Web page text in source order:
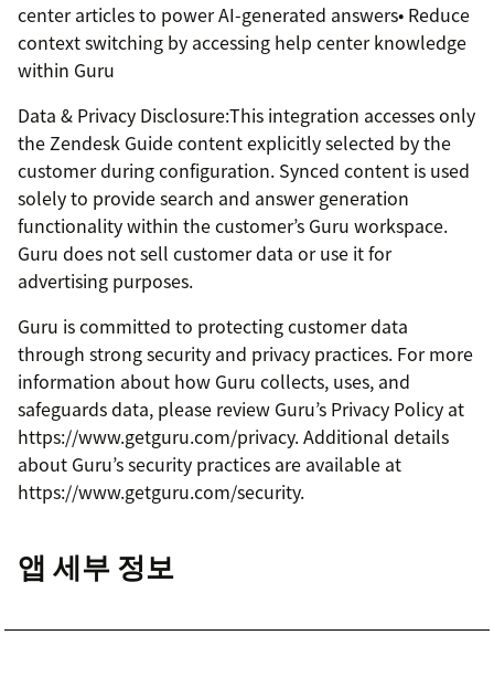
center articles to power AI-generated answers• Reduce
context switching by accessing help center knowledge
within Guru
Data & Privacy Disclosure:This integration accesses only
the Zendesk Guide content explicitly selected by the
customer during configuration. Synced content is used
solely to provide search and answer generation
functionality within the customer’s Guru workspace.
Guru does not sell customer data or use it for
advertising purposes.
Guru is committed to protecting customer data
through strong security and privacy practices. For more
information about how Guru collects, uses, and
safeguards data, please review Guru’s Privacy Policy at
https://www.getguru.com/privacy. Additional details
about Guru’s security practices are available at
https://www.getguru.com/security.
앱 세부 정보